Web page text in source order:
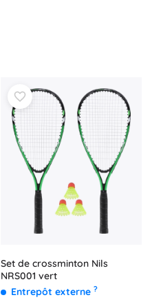
Set de crossminton Nils
NRS001 vert
Entrepôt externe ?